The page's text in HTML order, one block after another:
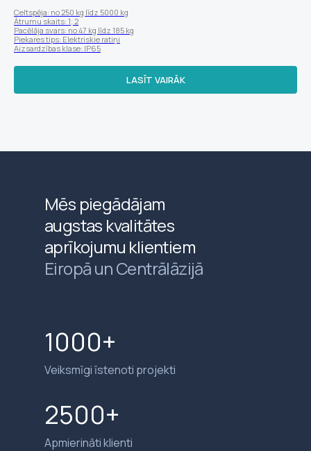
Celtspēja: no 250 kg līdz 5000 kg
Ātrumu skaits: 1; 2
Pacēlāja svars: no 47 kg līdz 185 kg
Piekares tips: Elektriskie ratiņi
Aizsardzības klase: IP65
LASĪT VAIRĀK
Mēs piegādājam
augstas kvalitātes
aprīkojumu klientiem
Eiropā un Centrālāzijā
1000+
Veiksmīgi īstenoti projekti
2500+
Apmierināti klienti